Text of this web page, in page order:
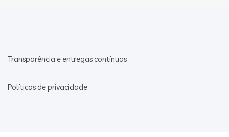
Transparência e entregas contínuas
Políticas de privacidade